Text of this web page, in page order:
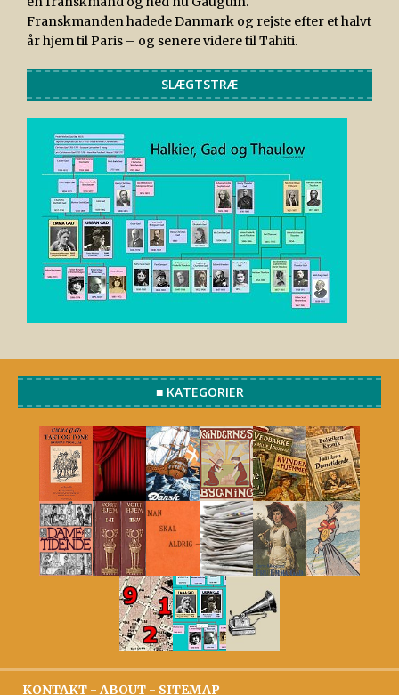
Franskmanden hadede Danmark og rejste efter et halvt
år hjem til Paris – og senere videre til Tahiti.
SLÆGTSTRÆ
■ KATEGORIER
KONTAKT -ABOUT - SITEMAP